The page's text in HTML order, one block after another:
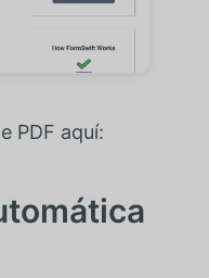
PDF aquí: